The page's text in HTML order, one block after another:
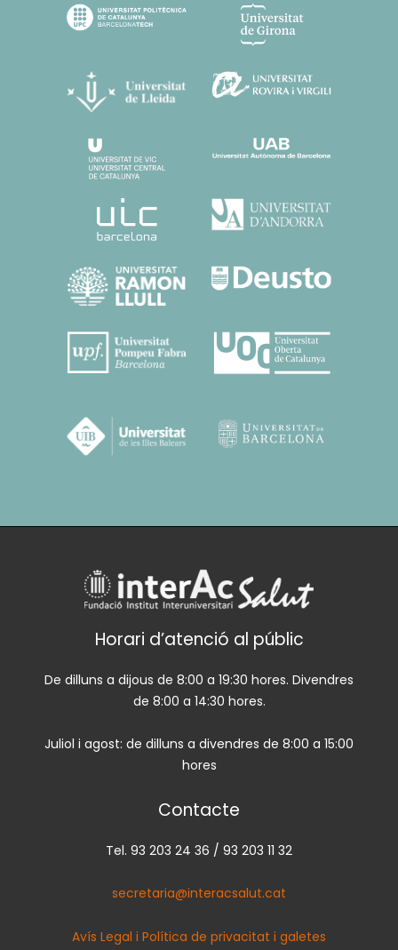
Horari d’atenció al públic
De dilluns a dijous de 8:00 a 19:30 hores. Divendres
de 8:00 a 14:30 hores.
Juliol i agost: de dilluns a divendres de 8:00 a 15:00
hores
Contacte
Tel. 93 203 24 36 / 93 203 11 32
secretaria@interacsalut.cat
Avís Legal i Política de privacitat i galetes